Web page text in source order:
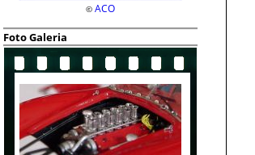
© ACO
Foto Galeria